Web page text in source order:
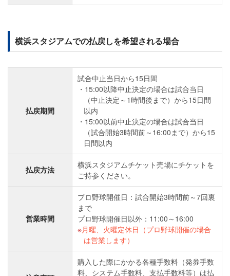
横浜スタジアムでの払戻しを希望される場合
払戻期間
試合中止当日から15日間
15:00以降中止決定の場合は試合当日
（中止決定～1時間後まで）から15日間
以内
15:00以前中止決定の場合は試合当日
（試合開始3時間前～16:00まで）から15
日間以内
払戻方法
横浜スタジアムチケット売場にチケットを
ご持参ください。
営業時間
プロ野球開催日：試合開始3時間前～7回裏
まで
プロ野球開催日以外：11:00～16:00
月曜、火曜定休日（プロ野球開催の場合
は営業します）
購入した際にかかる各種手数料（発券手数
料、システム手数料、支払手数料等）は払